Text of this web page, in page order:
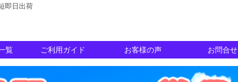
即日出荷
覧 ご利用ガイド お客様の声 お問合せ